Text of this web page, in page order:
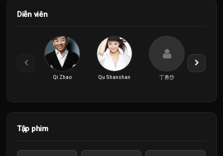
Diễn viên
Qi Zhao Qu Shanshan 丁勇岱
Tập phim